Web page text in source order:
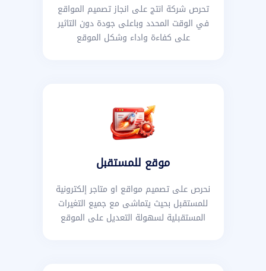
تحرص شركة انتج على انجاز تصميم المواقع
في الوقت المحدد وباعلى جودة دون التاثير
على كفاءة واداء وشكل الموقع
موقع للمستقبل
نحرص على تصميم مواقع او متاجر إلكترونية
للمستقبل بحيث يتماشى مع جميع التغيرات
المستقبلية لسهولة التعديل على الموقع